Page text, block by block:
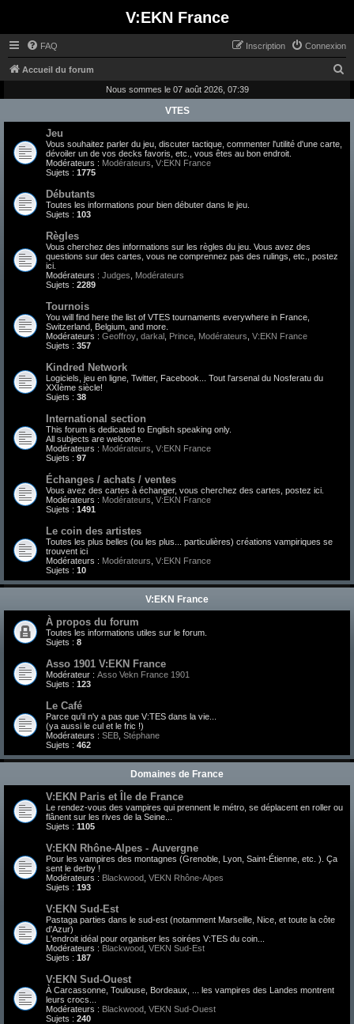
V:EKN France
FAQ Connexion
Inscription
Accueil du forum
Nous sommes le 07 août 2026, 07:39
VTES
Jeu
Vous souhaitez parler du jeu, discuter tactique, commenter l'utilité d'une carte,
dévoiler un de vos decks favoris, etc., vous êtes au bon endroit.
Modérateurs : Modérateurs V:EKN France
Sujets : 1775
Débutants
Toutes les informations pour bien débuter dans le jeu.
Sujets : 103
Règles
Vous cherchez des informations sur les règles du jeu. Vous avez des
questions sur des cartes, vous ne comprennez pas des rulings, etc., postez
ici.
Modérateurs : Judges
Modérateurs
Sujets : 2289
Tournois
You will find here the list of VTES tournaments everywhere in France,
Switzerland, Belgium, and more.
Modérateurs : Geoffroy darkal Prince Modérateurs V:EKN France
Sujets : 357
Kindred Network
Logiciels, jeu en ligne, Twitter, Facebook... Tout l'arsenal du Nosferatu du
XXIème siècle!
Sujets : 38
International section
This forum is dedicated to English speaking only.
All subjects are welcome.
Modérateurs : Modérateurs V:EKN France
Sujets : 97
Échanges / achats / ventes
Vous avez des cartes à échanger, vous cherchez des cartes, postez ici.
Modérateurs : Modérateurs V:EKN France
Sujets : 1491
Le coin des artistes
Toutes les plus belles (ou les plus... particulières) créations vampiriques se
trouvent ici
Modérateurs : Modérateurs V:EKN France
Sujets : 10
V:EKN France
À propos du forum
Toutes les informations utiles sur le forum.
Sujets : 8
Asso 1901 V:EKN France
Modérateur : Asso Vekn France 1901
Sujets : 123
Le Café
Parce qu'il n'y a pas que V:TES dans la vie...
(ya aussi le cul et le fric !)
Modérateurs : SEB Stéphane
Sujets : 462
Domaines de France
V:EKN Paris et Île de France
Le rendez-vous des vampires qui prennent le métro, se déplacent en roller ou
flânent sur les rives de la Seine...
Sujets : 1105
V:EKN Rhône-Alpes - Auvergne
Pour les vampires des montagnes (Grenoble, Lyon, Saint-Étienne, etc. ). Ça
sent le derby !
Modérateurs : Blackwood VEKN Rhône-Alpes
Sujets : 193
V:EKN Sud-Est
Pastaga parties dans le sud-est (notamment Marseille, Nice, et toute la côte
d'Azur)
L'endroit idéal pour organiser les soirées V:TES du coin...
Modérateurs : Blackwood VEKN Sud-Est
Sujets : 187
V:EKN Sud-Ouest
À Carcassonne, Toulouse, Bordeaux, ... les vampires des Landes montrent
leurs crocs...
Modérateurs : Blackwood VEKN Sud-Ouest
Sujets : 240